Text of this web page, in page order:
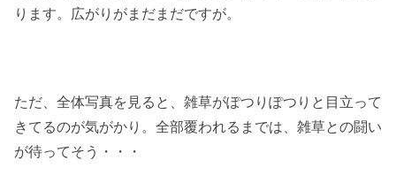
ります。広がりがまだまだですが。
ただ、全体写真を見ると、雑草がぽつりぽつりと目立って
きてるのが気がかり。全部覆われるまでは、雑草との闘い
が待ってそう・・・